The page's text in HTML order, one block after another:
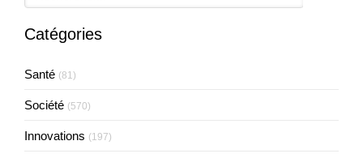
Catégories
Santé (81)
Société (570)
Innovations (197)